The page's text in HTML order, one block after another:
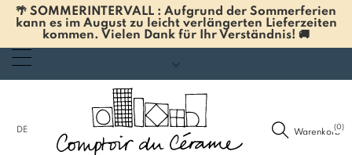
🌴 SOMMERINTERVALL : Aufgrund der Sommerferien
kann es im August zu leicht verlängerten Lieferzeiten
kommen. Vielen Dank für Ihr Verständnis! 🚚
DE Warenkorb
(0)